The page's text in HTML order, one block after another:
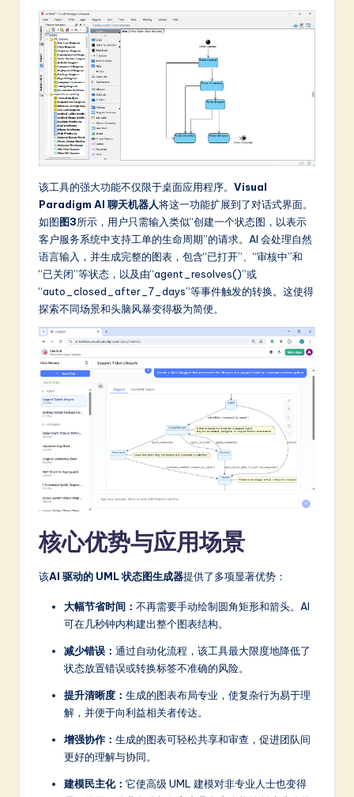
该工具的强大功能不仅限于桌面应用程序。 Visual
Paradigm AI 聊天机器人将这一功能扩展到了对话式界面。
如图图3所示，用户只需输入类似“创建一个状态图，以表示
客户服务系统中支持工单的生命周期”的请求。AI 会处理自然
语言输入，并生成完整的图表，包含“已打开”、“审核中”和
“已关闭”等状态，以及由“agent_resolves()”或
“auto_closed_after_7_days”等事件触发的转换。这使得
探索不同场景和头脑风暴变得极为简便。
核心优势与应用场景
该AI 驱动的 UML 状态图生成器提供了多项显著优势：
大幅节省时间： 不再需要手动绘制圆角矩形和箭头。AI
可在几秒钟内构建出整个图表结构。
减少错误： 通过自动化流程，该工具最大限度地降低了
状态放置错误或转换标签不准确的风险。
提升清晰度： 生成的图表布局专业，使复杂行为易于理
解，并便于向利益相关者传达。
增强协作： 生成的图表可轻松共享和审查，促进团队间
更好的理解与协同。
建模民主化： 它使高级 UML 建模对非专业人士也变得